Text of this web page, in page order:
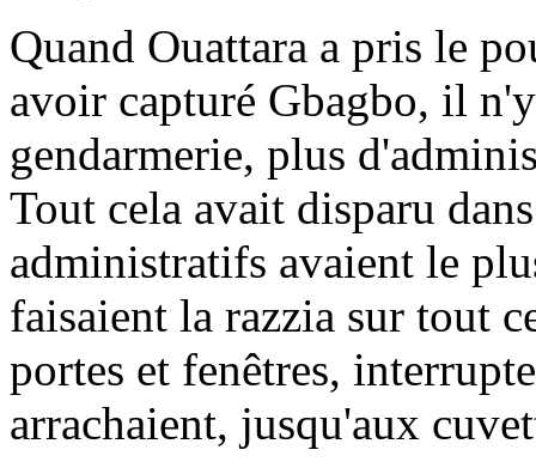
Quand Ouattara a pris le
avoir capturé Gbagbo, il
gendarmerie, plus
Tout cela avait disparu
administratifs avaient le
faisaient la razzia sur tout
portes et fenêtres,
arrachaient, jusqu'aux